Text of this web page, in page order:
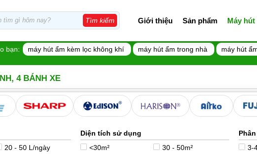
Tìm kiếm Giới thiệu Sản phẩm Máy hút
bạn: máy hút ẩm kèm lọc không khí máy hút ẩm trong nhà
máy hút
4 BÁNH XE
20 - 50 L/ngày
Diện tích sử dụng
<30m²
30 - 50m²
3-